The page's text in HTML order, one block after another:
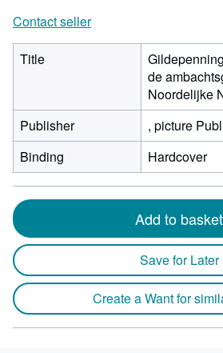
Contact seller
Title
de
Noordelijke
Publisher
, picture
Binding
Hardcover
Add to basket
Save for Later
Create a Want for